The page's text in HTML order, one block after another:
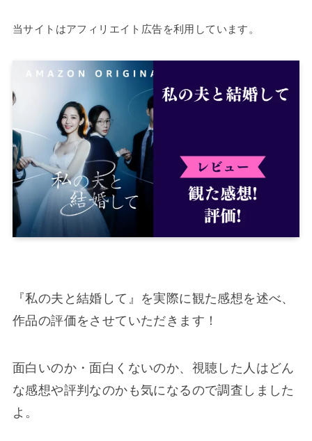
当サイトはアフィリエイト広告を利用しています。
『私の夫と結婚して』を実際に観た感想を述べ、
作品の評価をさせていただきます！
面白いのか・面白くないのか、視聴した人はどん
な感想や評判なのかも気になるので調査しました
よ。